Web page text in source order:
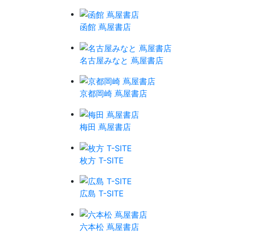
函館 蔦屋書店
名古屋みなと 蔦屋書店
京都岡崎 蔦屋書店
梅田 蔦屋書店
枚方 T-SITE
広島 T-SITE
六本松 蔦屋書店